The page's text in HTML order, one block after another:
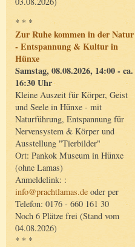
* * *
Zur Ruhe kommen in der Natur
- Entspannung & Kultur in
Hünxe
Samstag, 08.08.2026, 14:00 - ca.
16:30 Uhr
Kleine Auszeit für Körper, Geist
und Seele in Hünxe - mit
Naturführung, Entspannung für
Nervensystem & Körper und
Ausstellung "Tierbilder"
Ort: Pankok Museum in Hünxe
(ohne Lamas)
Anmeldelink: :
info@prachtlamas.de oder per
Telefon: 0176 - 660 161 30
Noch 6 Plätze frei (Stand vom
04.08.2026)
* * *